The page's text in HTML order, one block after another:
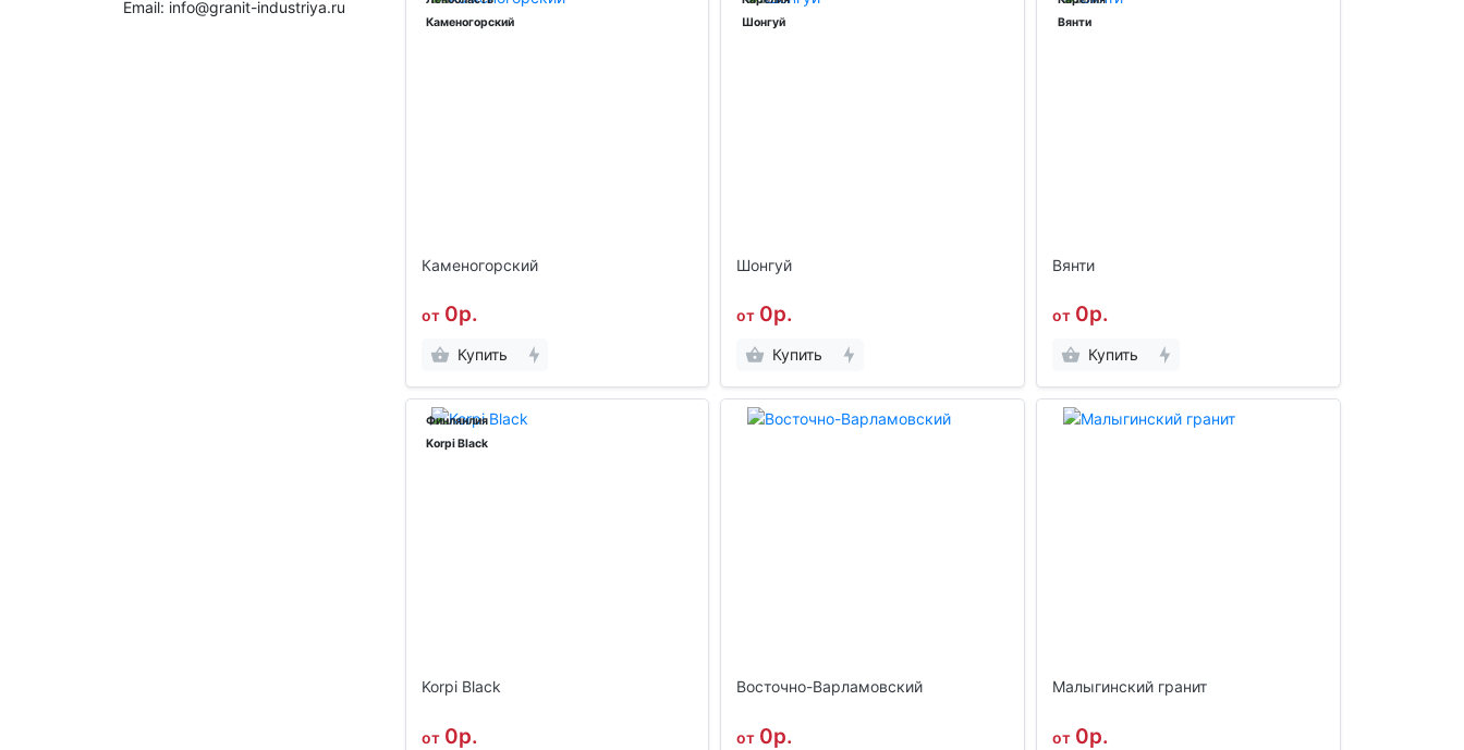
Email: info@granit-industriya.ru
Каменогорский
Каменогорский
от 0р.
Купить
Шонгуй
Шонгуй
от 0р.
Купить
Вянти
Вянти
от 0р.
Купить
Финлянлия
Korpi Black
Korpi Black
от 0р.
Восточно-Варламовский
от 0р.
Малыгинский гранит
от 0р.